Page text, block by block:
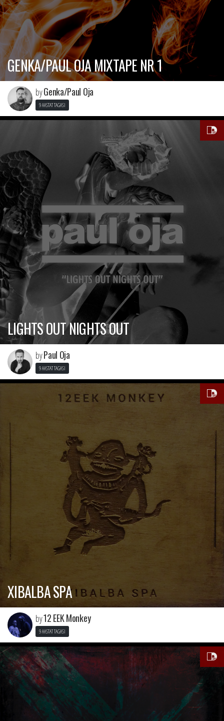
GENKA/PAUL OJA MIXTAPE NR 1
byGenka/Paul Oja
9 AASTAT TAGASI
LIGHTS OUT NIGHTS OUT
byPaul Oja
9 AASTAT TAGASI
XIBALBA SPA
by12 EEK Monkey
9 AASTAT TAGASI